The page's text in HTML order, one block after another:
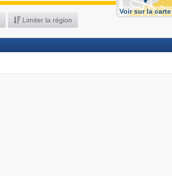
Limiter la région
Voir sur la carte